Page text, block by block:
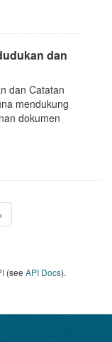
dan
dan Catatan
mendukung
dokumen
(see API Docs).